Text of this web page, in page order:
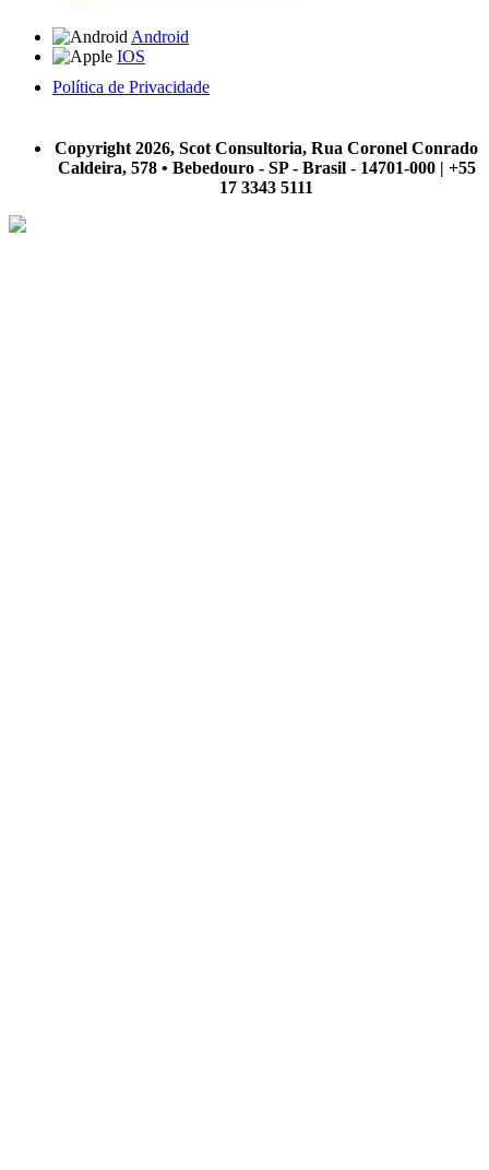
Android
IOS
Política de Privacidade
Copyright 2026, Scot Consultoria, Rua Coronel Conrado
Caldeira, 578 • Bebedouro - SP - Brasil - 14701-000 | +55
17 3343 5111